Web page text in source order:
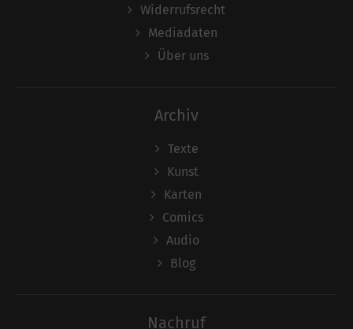
Widerrufsrecht
Mediadaten
Über uns
Archiv
Texte
Kunst
Karten
Comics
Audio
Blog
Nachruf